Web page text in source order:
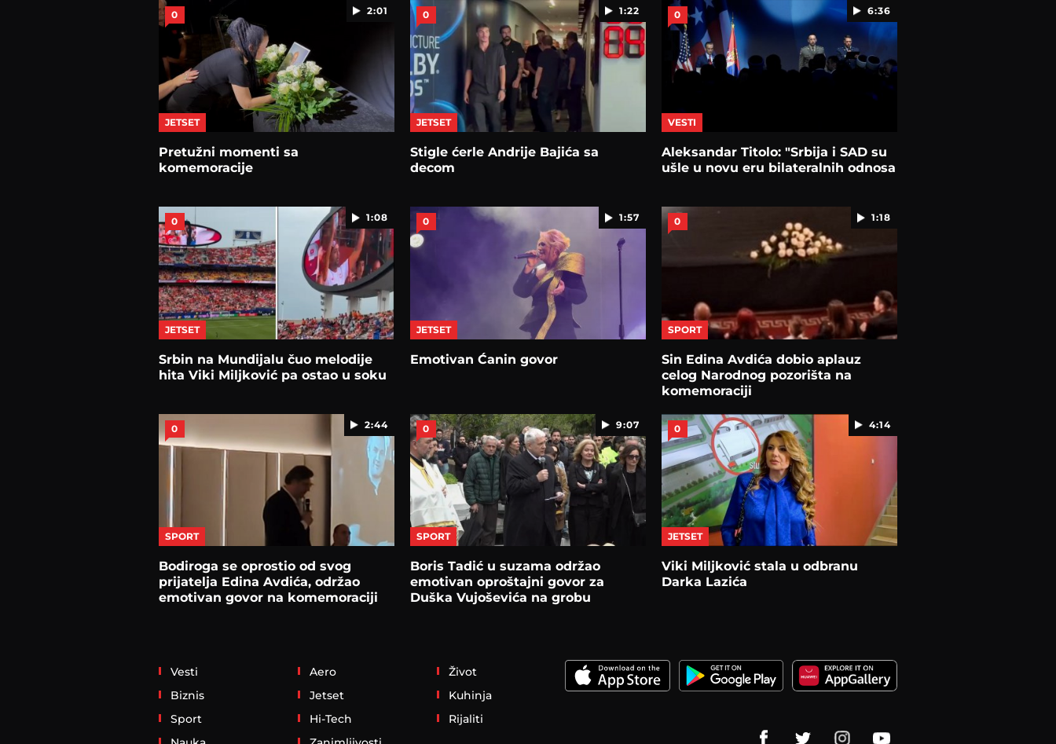
2:01
0
JETSET
Pretužni momenti sa
komemoracije
1:22
0
JETSET
Stigle ćerle Andrije Bajića sa
decom
6:36
0
VESTI
Aleksandar Titolo: "Srbija i SAD su
ušle u novu eru bilateralnih odnosa
1:08
0
JETSET
Srbin na Mundijalu čuo melodije
hita Viki Miljković pa ostao u soku
1:57
0
JETSET
Emotivan Ćanin govor
1:18
0
SPORT
Sin Edina Avdića dobio aplauz
celog Narodnog pozorišta na
komemoraciji
2:44
0
SPORT
Bodiroga se oprostio od svog
prijatelja Edina Avdića, održao
emotivan govor na komemoraciji
9:07
0
SPORT
Boris Tadić u suzama održao
emotivan oproštajni govor za
Duška Vujoševića na grobu
4:14
0
JETSET
Viki Miljković stala u odbranu
Darka Lazića
Vesti
Biznis
Sport
Aero
Jetset
Hi-Tech
Život
Kuhinja
Rijaliti